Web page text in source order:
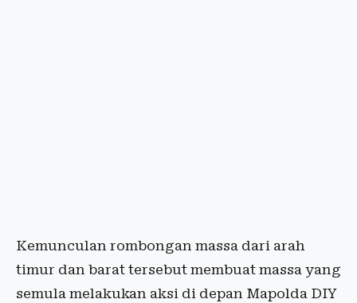
Kemunculan rombongan massa dari arah
timur dan barat tersebut membuat massa yang
semula melakukan aksi di depan Mapolda DIY